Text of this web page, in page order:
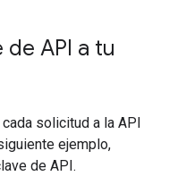
API a tu
solicitud a la API
ejemplo,
de API.